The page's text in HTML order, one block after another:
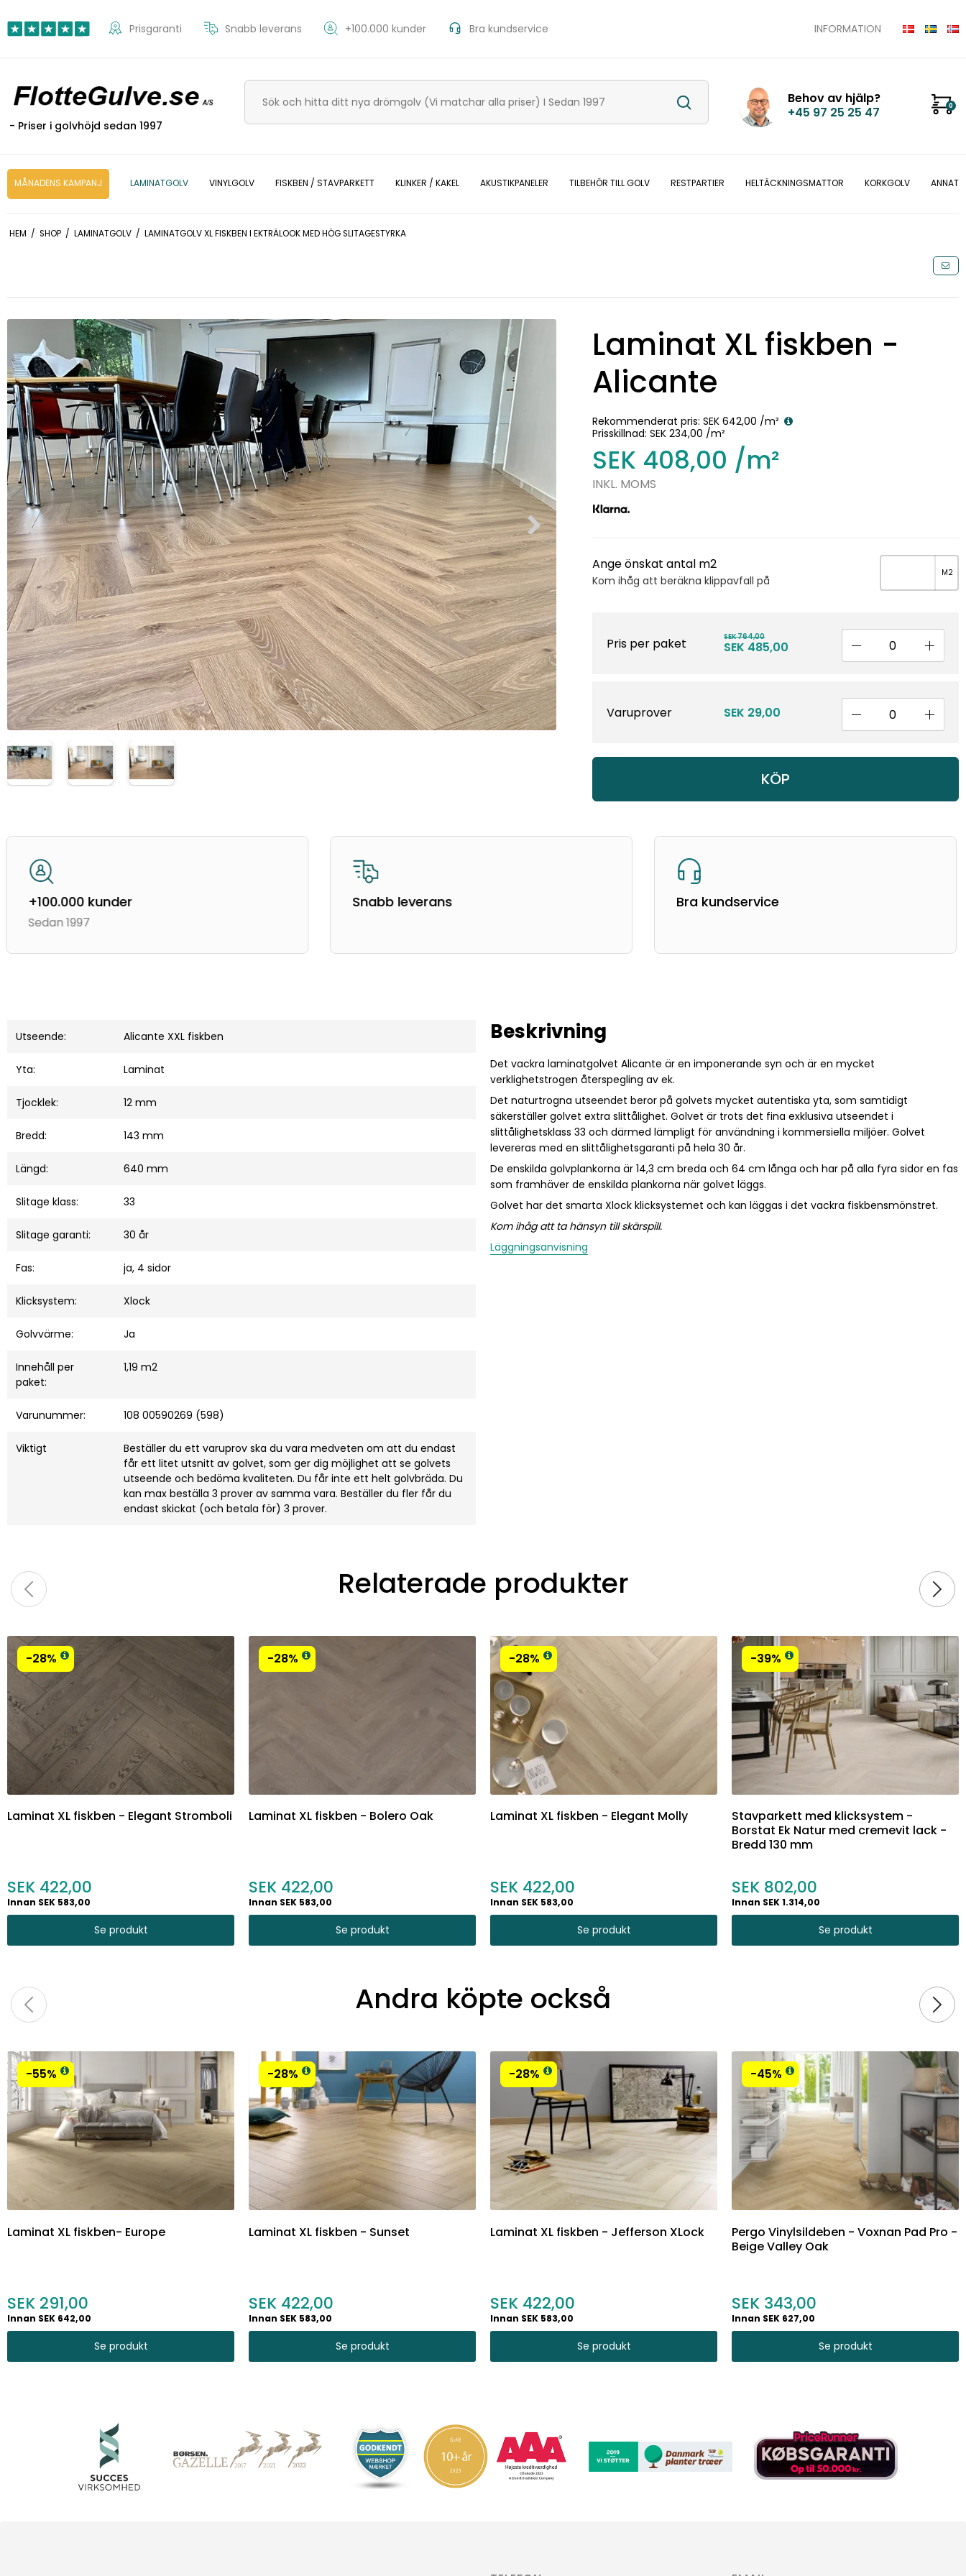
Prisgaranti Snabb leverans +100.000 kunder Bra kundservice INFORMATION
- Priser i golvhöjd sedan 1997
Behov av hjälp?
+45 97 25 25 47
0
MÅNADENS KAMPANJ LAMINATGOLV VINYLGOLV FISKBEN / STAVPARKETT KLINKER / KAKEL AKUSTIKPANELER TILBEHÖR TILL GOLV RESTPARTIER HELTÄCKNINGSMATTOR KORKGOLV ANNAT
HEM / SHOP / LAMINATGOLV / LAMINATGOLV XL FISKBEN I EKTRÄLOOK MED HÖG SLITAGESTYRKA
Laminat XL fiskben -
Alicante
Rekommenderat pris: SEK 642,00 /m²
Prisskillnad: SEK 234,00 /m²
SEK 408,00 /m²
INKL. MOMS
Ange önskat antal m2
Kom ihåg att beräkna klippavfall på
Pris per paket SEK 764,00
SEK 485,00
Varuprover SEK 29,00
KÖP
+100.000 kunder
Sedan 1997
Snabb leverans Bra kundservice
Utseende: Alicante XXL fiskben
Yta: Laminat
Tjocklek: 12 mm
Bredd: 143 mm
Längd: 640 mm
Slitage klass: 33
Slitage garanti: 30 år
Fas: ja, 4 sidor
Klicksystem: Xlock
Golvvärme: Ja
Innehåll per
paket:
1,19 m2
Varunummer: 108 00590269 (598)
Viktigt
Beställer du ett varuprov ska du vara medveten om att du endast
får ett litet utsnitt av golvet, som ger dig möjlighet att se golvets
utseende och bedöma kvaliteten. Du får inte ett helt golvbräda. Du
kan max beställa 3 prover av samma vara. Beställer du fler får du
endast skickat (och betala för) 3 prover.
Beskrivning
Det vackra laminatgolvet Alicante är en imponerande syn och är en mycket
verklighetstrogen återspegling av ek.
Det naturtrogna utseendet beror på golvets mycket autentiska yta, som samtidigt
säkerställer golvet extra slittålighet. Golvet är trots det fina exklusiva utseendet i
slittålighetsklass 33 och därmed lämpligt för användning i kommersiella miljöer. Golvet
levereras med en slittålighetsgaranti på hela 30 år.
De enskilda golvplankorna är 14,3 cm breda och 64 cm långa och har på alla fyra sidor en fas
som framhäver de enskilda plankorna när golvet läggs.
Golvet har det smarta Xlock klicksystemet och kan läggas i det vackra fiskbensmönstret.
Kom ihåg att ta hänsyn till skärspill.
Läggningsanvisning
Relaterade produkter
-28%
Laminat XL fiskben - Elegant Stromboli
422,00
Innan SEK 583,00
Se produkt
-28%
Laminat XL fiskben - Bolero Oak
422,00
Innan SEK 583,00
Se produkt
-28%
Laminat XL fiskben - Elegant Molly
422,00
Innan SEK 583,00
Se produkt
-39%
Stavparkett med klicksystem -
Borstat Ek Natur med cremevit lack -
Bredd 130 mm
802,00
Innan SEK 1.314,00
Se produkt
Andra köpte också
-55%
Laminat XL fiskben- Europe
291,00
Innan SEK 642,00
Se produkt
-28%
Laminat XL fiskben - Sunset
422,00
Innan SEK 583,00
Se produkt
-28%
Laminat XL fiskben - Jefferson XLock
422,00
Innan SEK 583,00
Se produkt
-45%
Pergo Vinylsildeben - Voxnan Pad Pro -
Beige Valley Oak
343,00
Innan SEK 627,00
Se produkt